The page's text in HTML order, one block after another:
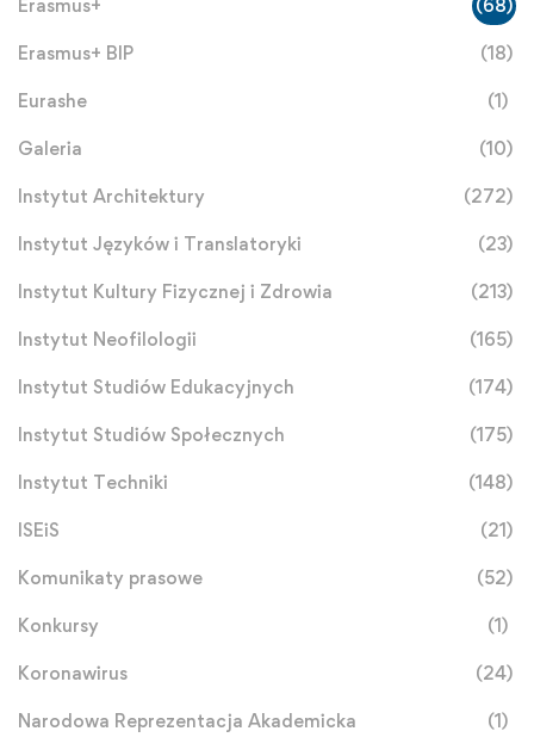
Erasmus+ (68)
Erasmus+ BIP (18)
Eurashe (1)
Galeria (10)
Instytut Architektury (272)
Instytut Języków i Translatoryki (23)
Instytut Kultury Fizycznej i Zdrowia (213)
Instytut Neofilologii (165)
Instytut Studiów Edukacyjnych (174)
Instytut Studiów Społecznych (175)
Instytut Techniki (148)
ISEiS (21)
Komunikaty prasowe (52)
Konkursy (1)
Koronawirus (24)
Narodowa Reprezentacja Akademicka (1)